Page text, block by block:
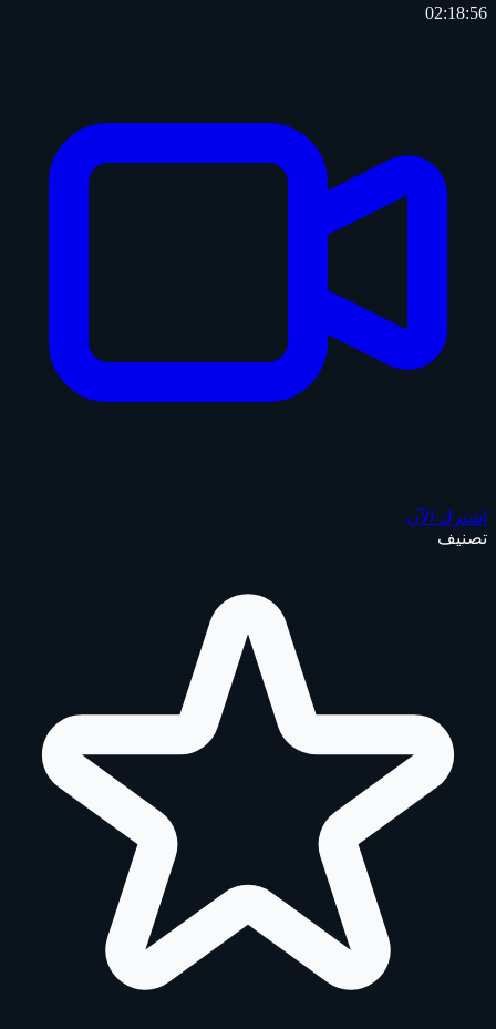
02:18:56
اشترك الآن
تصنيف